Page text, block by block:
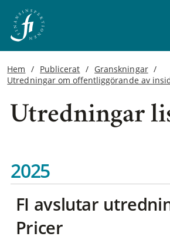
Hem Publicerat
Granskningar
Utredningar om offentliggörande av
Utredningar
2025
FI avslutar
Pricer